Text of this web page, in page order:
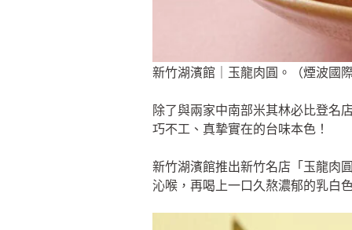
新竹湖濱館｜玉龍肉圓。（煙波國
除了與兩家中南部米其林必比登名
巧不工、真摯實在的台味本色！
新竹湖濱館推出新竹名店「玉龍肉
沁喉，再喝上一口久熬濃郁的乳白